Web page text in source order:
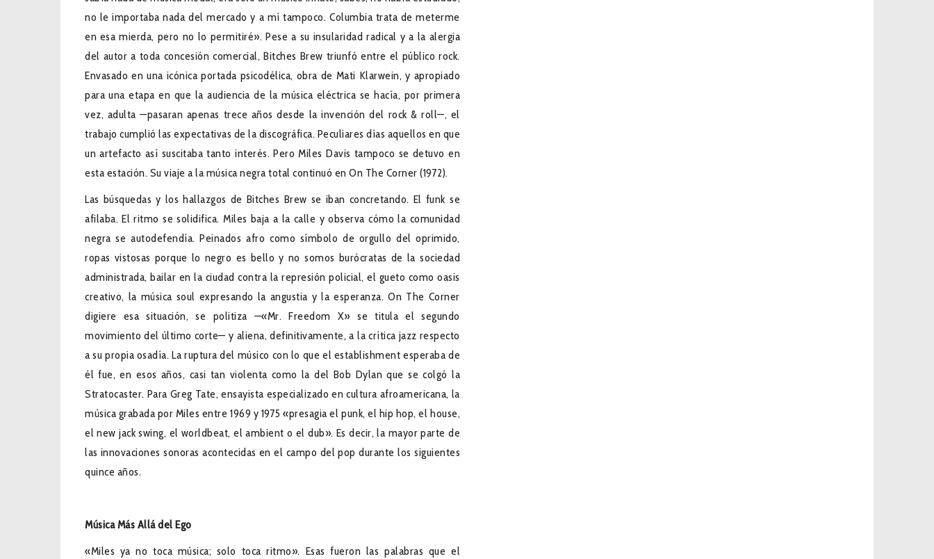
no le importaba nada del mercado y a mí tampoco. Columbia trata de meterme
en esa mierda, pero no lo permitiré». Pese a su insularidad radical y a la alergia
del autor a toda concesión comercial, Bitches Brew triunfó entre el público rock.
Envasado en una icónica portada psicodélica, obra de Mati Klarwein, y apropiado
para una etapa en que la audiencia de la música eléctrica se hacía, por primera
vez, adulta —pasaran apenas trece años desde la invención del rock & roll—, el
trabajo cumplió las expectativas de la discográfica. Peculiares días aquellos en que
un artefacto así suscitaba tanto interés. Pero Miles Davis tampoco se detuvo en
esta estación. Su viaje a la música negra total continuó en On The Corner (1972).
Las búsquedas y los hallazgos de Bitches Brew se iban concretando. El funk se
afilaba. El ritmo se solidifica. Miles baja a la calle y observa cómo la comunidad
negra se autodefendía. Peinados afro como símbolo de orgullo del oprimido,
ropas vistosas porque lo negro es bello y no somos burócratas de la sociedad
administrada, bailar en la ciudad contra la represión policial, el gueto como oasis
creativo, la música soul expresando la angustia y la esperanza. On The Corner
digiere esa situación, se politiza —«Mr. Freedom X» se titula el segundo
movimiento del último corte— y aliena, definitivamente, a la crítica jazz respecto
a su propia osadía. La ruptura del músico con lo que el establishment esperaba de
él fue, en esos años, casi tan violenta como la del Bob Dylan que se colgó la
Stratocaster. Para Greg Tate, ensayista especializado en cultura afroamericana, la
música grabada por Miles entre 1969 y 1975 «presagia el punk, el hip hop, el house,
el new jack swing, el worldbeat, el ambient o el dub». Es decir, la mayor parte de
las innovaciones sonoras acontecidas en el campo del pop durante los siguientes
quince años.
Música Más Allá del Ego
«Miles ya no toca música; solo toca ritmo». Esas fueron las palabras que el